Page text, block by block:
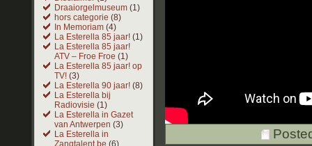
Draaiorgelmuseum (1)
hors categorie (8)
In Memoriam (4)
La Esterella 85 jaar! (1)
La Esterella 85 jaar!
ATV – Froe Froe (1)
La Esterella 85 jaar! op
TV! (3)
La Esterella 90 jaar! (8)
La Esterella bij
Radiovisie (1)
La Esterella in Gazet
van Antwerpen (3)
La Esterella in
Zangtalent.be (6)